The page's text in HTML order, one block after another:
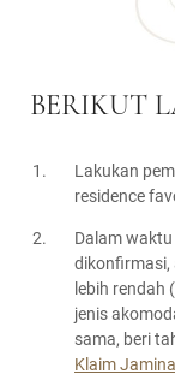
BERIKUT
Lakukan
residence
Dalam
dikonfirmasi,
lebih rendah
jenis
sama, beri
Klaim